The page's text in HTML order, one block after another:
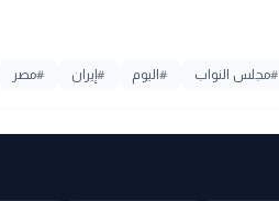
#مجلس النواب #اليوم #إيران #مصر